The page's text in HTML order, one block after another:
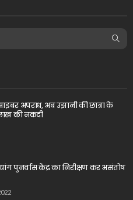
अपराध, अब उझानी की छात्रा के
की नकदी
पुनर्वास केंद्र का निरीक्षण कर असंतोष